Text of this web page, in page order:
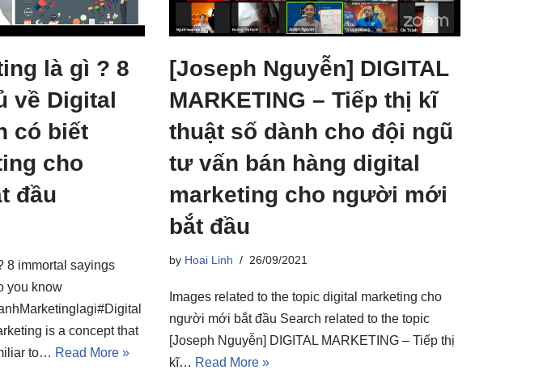
là gì ? 8
về Digital
có biết
cho
đầu
8 immortal sayings
you know
is a concept that
to… Read More »
[Joseph Nguyễn] DIGITAL
MARKETING – Tiếp thị kĩ
thuật số dành cho đội ngũ
tư vấn bán hàng digital
marketing cho người mới
bắt đầu
by Hoai Linh 26/09/2021
Images related to the topic digital marketing cho
người mới bắt đầu Search related to the topic
[Joseph Nguyễn] DIGITAL MARKETING – Tiếp thị
kĩ… Read More »